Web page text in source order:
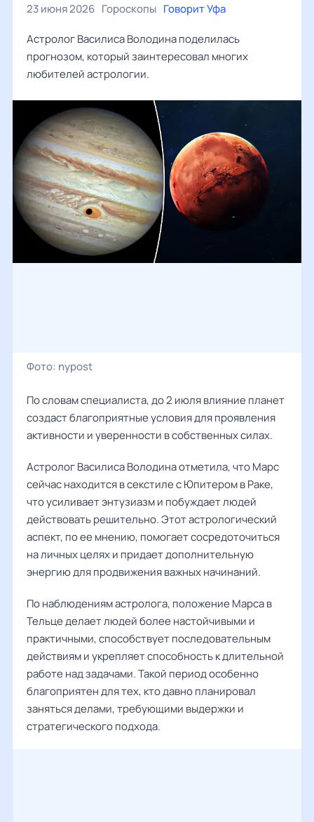
23 июня 2026 Гороскопы Говорит Уфа
Астролог Василиса Володина поделилась
прогнозом, который заинтересовал многих
любителей астрологии.
Фото: nypost
По словам специалиста, до 2 июля влияние планет
создаст благоприятные условия для проявления
активности и уверенности в собственных силах.
Астролог Василиса Володина отметила, что Марс
сейчас находится в секстиле с Юпитером в Раке,
что усиливает энтузиазм и побуждает людей
действовать решительно. Этот астрологический
аспект, по ее мнению, помогает сосредоточиться
на личных целях и придает дополнительную
энергию для продвижения важных начинаний.
По наблюдениям астролога, положение Марса в
Тельце делает людей более настойчивыми и
практичными, способствует последовательным
действиям и укрепляет способность к длительной
работе над задачами. Такой период особенно
благоприятен для тех, кто давно планировал
заняться делами, требующими выдержки и
стратегического подхода.